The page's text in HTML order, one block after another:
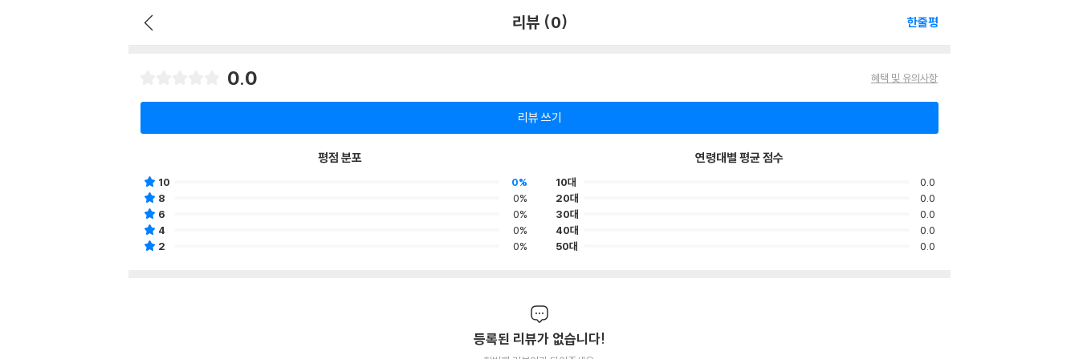
리뷰 (0) 한줄평
0.0 혜택 및 유의사항
리뷰 쓰기
평점 분포
10
0%
8
0%
6
0%
4
0%
2
0%
연령대별 평균 점수
10대
0.0
20대
0.0
30대
0.0
40대
0.0
50대
0.0
등록된 리뷰가 없습니다!